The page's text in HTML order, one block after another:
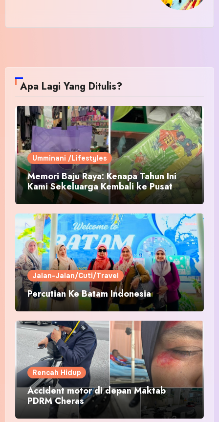
Apa Lagi Yang Ditulis?
Umminani /Lifestyles
Memori Baju Raya: Kenapa Tahun Ini
Kami Sekeluarga Kembali ke Pusat
Pakaian Hari-Hari?
Jalan-Jalan/Cuti/Travel
Percutian Ke Batam Indonesia
Rencah Hidup
Accident motor di depan Maktab
PDRM Cheras